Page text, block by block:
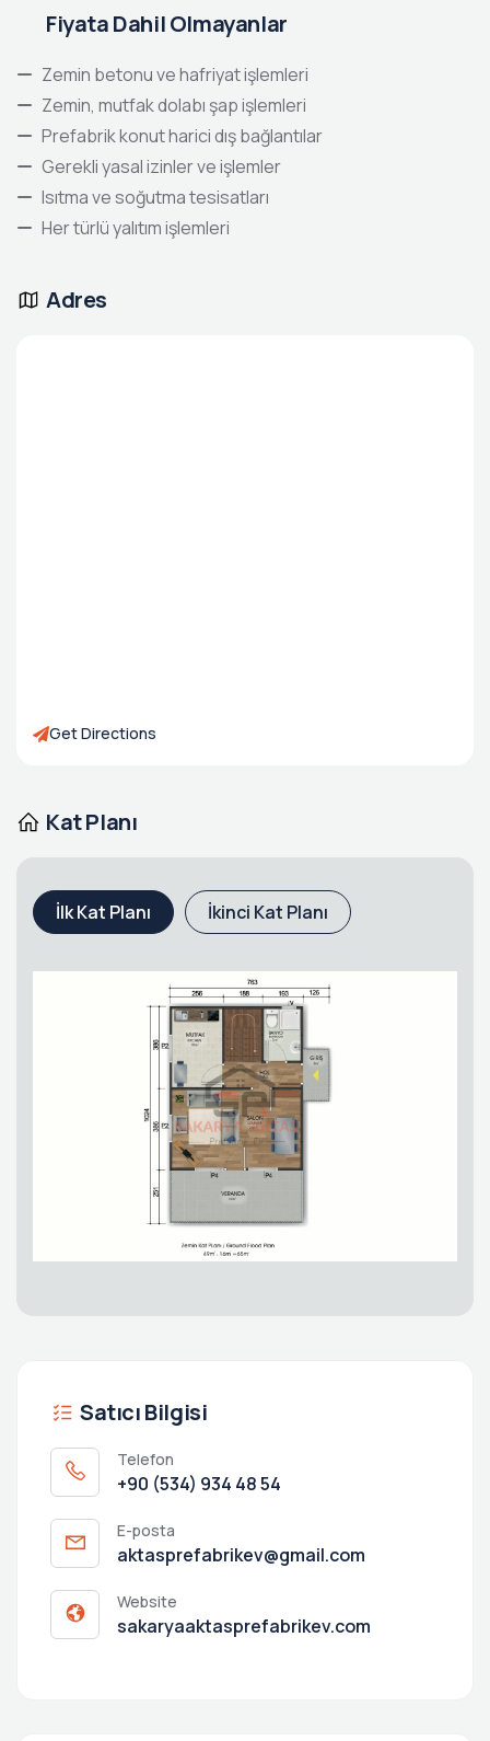
Fiyata Dahil Olmayanlar
Zemin betonu ve hafriyat işlemleri
Zemin, mutfak dolabı şap işlemleri
Prefabrik konut harici dış bağlantılar
Gerekli yasal izinler ve işlemler
Isıtma ve soğutma tesisatları
Her türlü yalıtım işlemleri
Adres
Get Directions
Kat Planı
İlk Kat Planı İkinci Kat Planı
Satıcı Bilgisi
Telefon
+90 (534) 934 48 54
E-posta
aktasprefabrikev@gmail.com
Website
sakaryaaktasprefabrikev.com